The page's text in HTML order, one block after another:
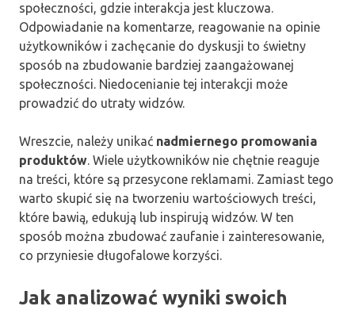
społeczności, gdzie interakcja jest kluczowa.
Odpowiadanie na komentarze, reagowanie na opinie
użytkowników i zachęcanie do dyskusji to świetny
sposób na zbudowanie bardziej zaangażowanej
społeczności. Niedocenianie tej interakcji może
prowadzić do utraty widzów.
Wreszcie, należy unikać nadmiernego promowania
produktów. Wiele użytkowników nie chętnie reaguje
na treści, które są przesycone reklamami. Zamiast tego
warto skupić się na tworzeniu wartościowych treści,
które bawią, edukują lub inspirują widzów. W ten
sposób można zbudować zaufanie i zainteresowanie,
co przyniesie długofalowe korzyści.
Jak analizować wyniki swoich